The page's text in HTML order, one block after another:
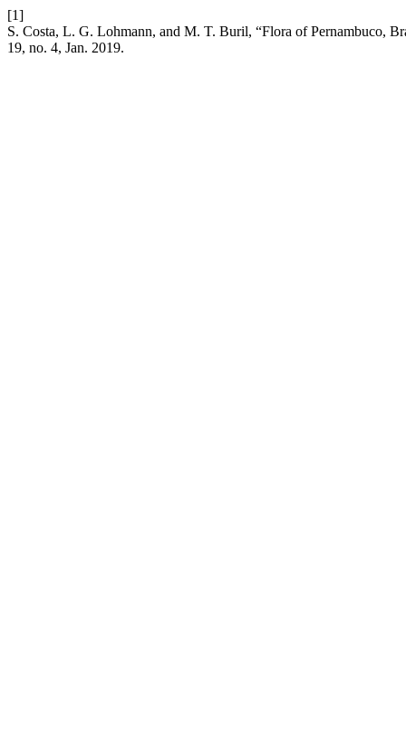
[1]
S. Costa, L. G. Lohmann, and M. T. Buril, “Flora of Pernambuco,
19, no. 4, Jan. 2019.